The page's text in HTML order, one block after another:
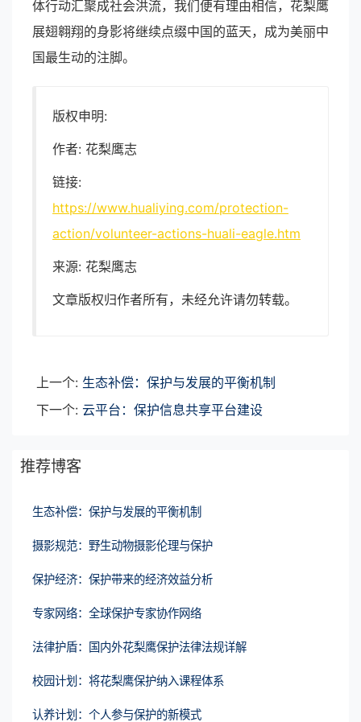
体行动汇聚成社会洪流，我们便有理由相信，花梨鹰
展翅翱翔的身影将继续点缀中国的蓝天，成为美丽中
国最生动的注脚。
版权申明:
作者: 花梨鹰志
链接:
https://www.hualiying.com/protection-
action/volunteer-actions-huali-eagle.htm
来源: 花梨鹰志
文章版权归作者所有，未经允许请勿转载。
上一个: 生态补偿：保护与发展的平衡机制
下一个: 云平台：保护信息共享平台建设
推荐博客
生态补偿：保护与发展的平衡机制
摄影规范：野生动物摄影伦理与保护
保护经济：保护带来的经济效益分析
专家网络：全球保护专家协作网络
法律护盾：国内外花梨鹰保护法律法规详解
校园计划：将花梨鹰保护纳入课程体系
认养计划：个人参与保护的新模式